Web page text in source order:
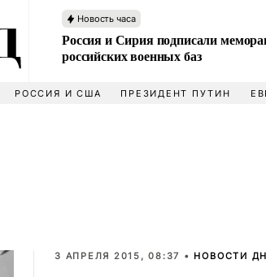
Новость часа
Россия и Сирия подписали
российских военных баз
РОССИЯ И США ПРЕЗИДЕНТ ПУТИН
3 АПРЕЛЯ 2015, 08:37 • НОВОСТИ